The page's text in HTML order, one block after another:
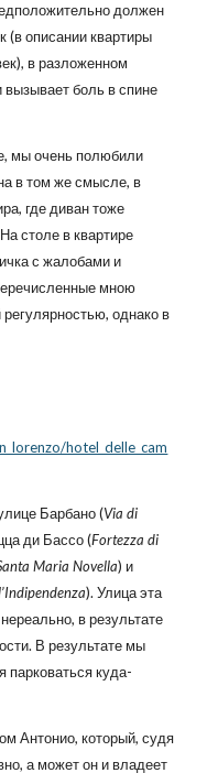
должен
(в описании квартиры
в разложенном
вызывает боль в спине
мы очень полюбили
в том же смысле, в
где диван тоже
столе в квартире
с жалобами и
мною
однако в
hotel_delle_cam
Барбано (Via di
ди Бассо (Fortezza di
Maria Novella) и
). Улица эта
в результате
В результате мы
парковаться куда-
Антонио, который, судя
а может он и владеет